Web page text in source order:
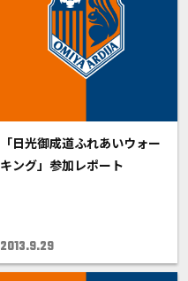
「日光御成道ふれあいウォー
キング」参加レポート
2013.9.29